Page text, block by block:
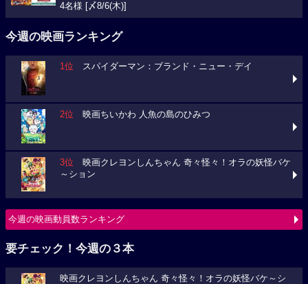
4名様 [〆8/6(木)]
今週の映画ランキング
1位 スパイダーマン：ブランド・ニュー・デイ
2位 映画ちいかわ 人魚の島のひみつ
3位 映画クレヨンしんちゃん 奇々怪々！オラの妖怪バケ
～ション
今週の映画動員数ランキング
要チェック！今週の３本
映画クレヨンしんちゃん 奇々怪々！オラの妖怪バケ～シ